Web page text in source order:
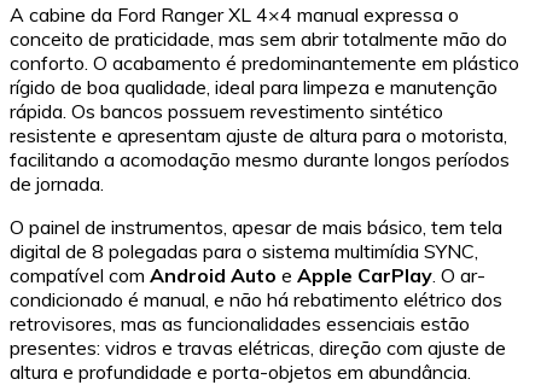
A cabine da Ford Ranger XL 4×4 manual expressa o
conceito de praticidade, mas sem abrir totalmente mão do
conforto. O acabamento é predominantemente em plástico
rígido de boa qualidade, ideal para limpeza e manutenção
rápida. Os bancos possuem revestimento sintético
resistente e apresentam ajuste de altura para o motorista,
facilitando a acomodação mesmo durante longos períodos
de jornada.
O painel de instrumentos, apesar de mais básico, tem tela
digital de 8 polegadas para o sistema multimídia SYNC,
compatível com Android Auto e Apple CarPlay . O ar-
condicionado é manual, e não há rebatimento elétrico dos
retrovisores, mas as funcionalidades essenciais estão
presentes: vidros e travas elétricas, direção com ajuste de
altura e profundidade e porta-objetos em abundância.